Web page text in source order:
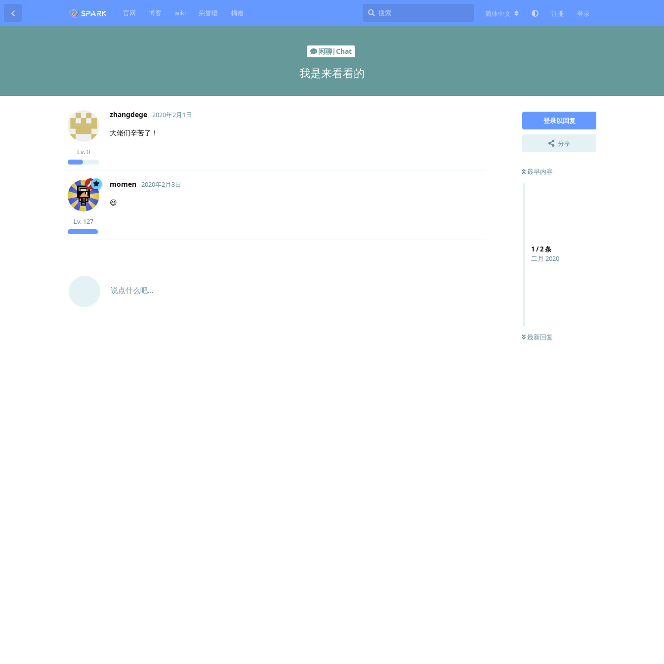
官网 博客 wiki 荣誉墙 捐赠 简体中文 注册 登录
闲聊|Chat
我是来看看的
登录以回复
分享
最早内容
1 /2条
二月 2020
最新回复
zhangdege
Lv.0
2020年2月1日
大佬们辛苦了！
momen
Lv. 127
2020年2月3日
😃
说点什么吧...